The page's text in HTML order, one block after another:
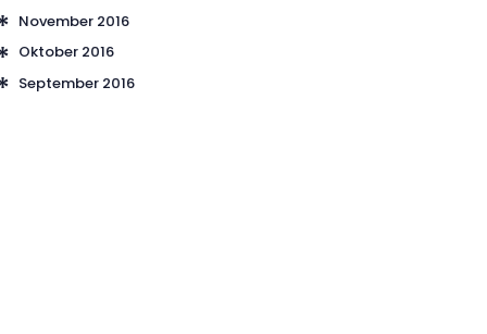
November 2016
Oktober 2016
September 2016